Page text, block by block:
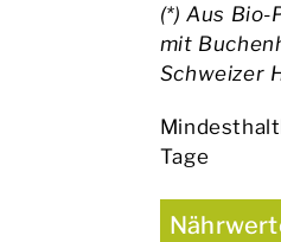
(*) Aus
mit
Schweizer
Tage